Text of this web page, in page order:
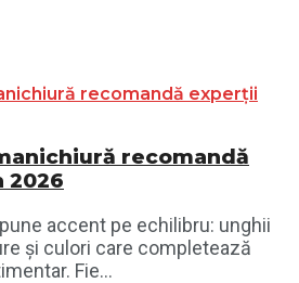
recomandă
2026
accent pe echilibru: unghii
și culori care completează
Fie...